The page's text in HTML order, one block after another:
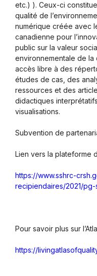
etc.) ). Ceux-ci
qualité de
numérique créée avec
canadienne pour
public sur la valeur
environnementale de la
accès libre à des
études de cas, des
ressources et des
didactiques
visualisations.
Subvention de
Lien vers la plateforme
https://www.sshrc-
recipiendaires/2021/
Pour savoir plus sur
https://